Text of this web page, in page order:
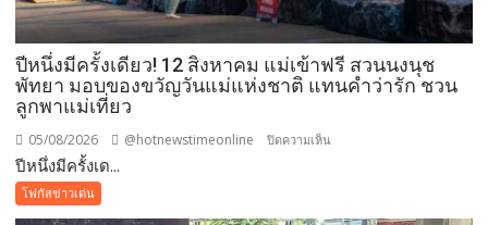
ปีหนึ่งมีครั้งเดียว! 12 สิงหาคม แม่เข้าฟรี สวนนงนุช
พัทยา มอบของขวัญวันแม่แห่งชาติ แทนคำว่ารัก ชวน
ลูกพาแม่เที่ยว
05/08/2026 @hotnewstimeonline ปิดความเห็น
ปีหนึ่งมีครั้งเด...
โฟกัสข่าวเด่น